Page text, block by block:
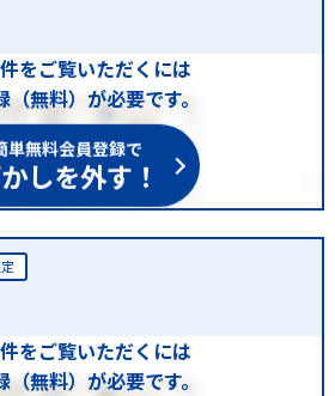
をご覧いただくには
（無料）が必要です。
単無料会員登録で
しを外す！
をご覧いただくには
（無料）が必要です。